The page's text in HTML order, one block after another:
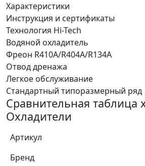
Характеристики
Инструкция и сертификаты
Технология Hi-Tech
Водяной охладитель
Фреон R410A/R404A/R134A
Отвод дренажа
Легкое обслуживание
Стандартный типоразмерный ряд
Сравнительная таблица
Охладители
Артикул
Бренд